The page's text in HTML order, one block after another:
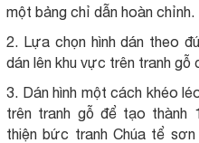
một bảng chỉ dẫn hoàn chỉnh.
2. Lựa chọn hình dán theo
dán lên khu vực trên tranh
3. Dán hình một cách khéo
trên tranh gỗ để tạo thành
thiện bức tranh Chúa tể